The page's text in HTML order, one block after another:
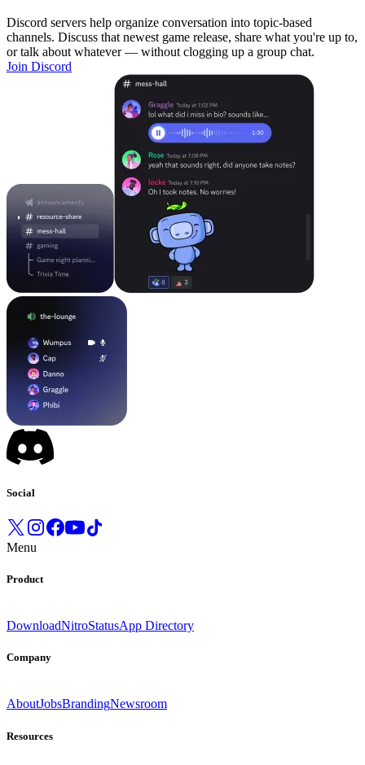
Discord servers help organize conversation into topic-based
channels. Discuss that newest game release, share what you're up to,
or talk about whatever — without clogging up a group chat.
Join Discord
Social
Menu
Product
DownloadNitroStatusApp Directory
Company
AboutJobsBrandingNewsroom
Resources